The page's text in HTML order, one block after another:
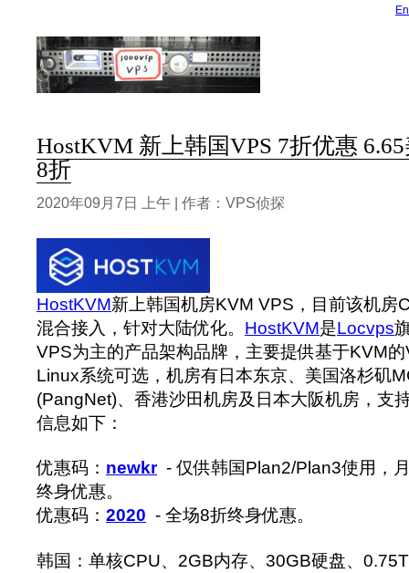
HostKVM 新上韩国VPS 7折优惠
8折
2020年09月7日 上午 | 作者：VPS侦探
HostKVM新上韩国机房KVM VPS，目前该机房
混合接入，针对大陆优化。 HostKVM是Locvps
VPS为主的产品架构品牌，主要提供基于KVM
Linux系统可选，机房有日本东京、美国洛杉矶
(PangNet)、香港沙田机房及日本大阪机房，支
信息如下：
优惠码： newkr- 仅供韩国Plan2/Plan3使用，
终身优惠。
优惠码： 2020 - 全场8折终身优惠。
韩国：单核CPU、2GB内存、30GB硬盘、